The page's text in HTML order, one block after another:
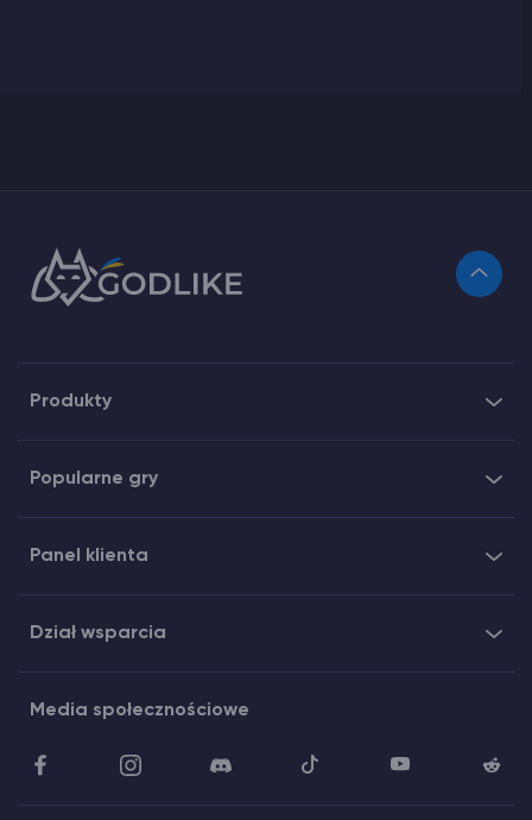
Produkty
Popularne gry
Panel klienta
Dział wsparcia
Media społecznościowe